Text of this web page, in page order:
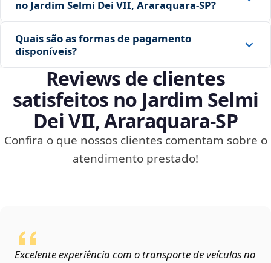
no Jardim Selmi Dei VII, Araraquara‑SP?
Quais são as formas de pagamento
disponíveis?
Reviews de clientes
satisfeitos no Jardim Selmi
Dei VII, Araraquara‑SP
Confira o que nossos clientes comentam sobre o
atendimento prestado!
Excelente experiência com o transporte de veículos no